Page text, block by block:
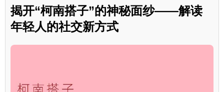
揭开“柯南搭子”的神秘面纱——解读
年轻人的社交新方式